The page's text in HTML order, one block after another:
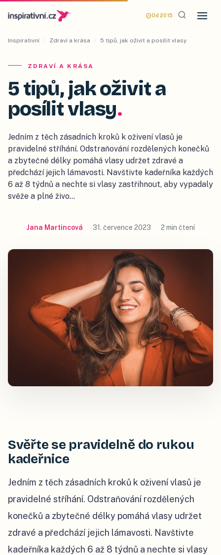
Od 2015
Inspirativní / Zdraví a krása / 5 tipů, jak oživit a posílit vlasy
ZDRAVÍ A KRÁSA
5 tipů, jak oživit a
posílit vlasy.
Jedním z těch zásadních kroků k oživení vlasů je
pravidelné stříhání. Odstraňování rozdělených konečků
a zbytečné délky pomáhá vlasy udržet zdravé a
předchází jejich lámavosti. Navštivte kadeřníka každých
6 až 8 týdnů a nechte si vlasy zastřihnout, aby vypadaly
svěže a plné živo…
Jana Martincová 31. července 2023 2 min čtení
Svěřte se pravidelně do rukou
kadeřnice
Jedním z těch zásadních kroků k oživení vlasů je
pravidelné stříhání. Odstraňování rozdělených
konečků a zbytečné délky pomáhá vlasy udržet
zdravé a předchází jejich lámavosti. Navštivte
kadeřníka každých 6 až 8 týdnů a nechte si vlasy